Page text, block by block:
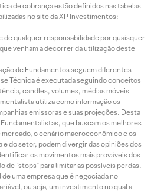
de cobrança estão definidos nas tabelas
no site da XP Investimentos:
de qualquer responsabilidade por quaisquer
venham a decorrer da utilização deste
de Fundamentos seguem diferentes
Técnica é executada seguindo conceitos
candles, volumes, médias móveis
utiliza como informação os
emissoras e suas projeções. Desta
que buscam os melhores
o cenário macroeconômico e os
do setor, podem divergir das opiniões dos
os movimentos mais prováveis dos
de “stops” para limitar as possíveis perdas.
uma empresa que é negociada no
ou seja, um investimento no qual a